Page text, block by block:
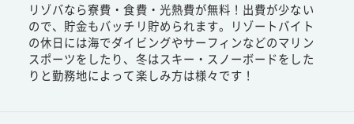
リゾバなら寮費・食費・光熱費が無料！出費が少ない
ので、貯金もバッチリ貯められます。リゾートバイト
の休日には海でダイビングやサーフィンなどのマリン
スポーツをしたり、冬はスキー・スノーボードをした
りと勤務地によって楽しみ方は様々です！